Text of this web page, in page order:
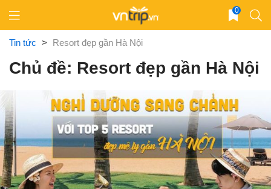
content
0
Tin tức > Resort đẹp gần Hà Nội
Chủ đề: Resort đẹp gần Hà Nội